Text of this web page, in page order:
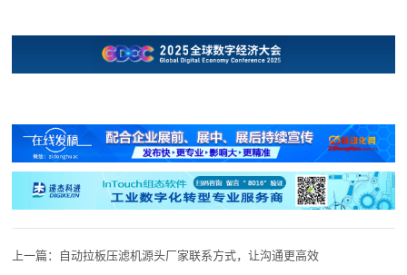
上一篇：
自动拉板压滤机源头厂家联系方式，让沟通更高效